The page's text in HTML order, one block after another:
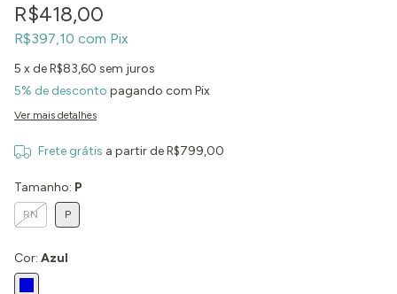
R$418,00
R$397,10 com Pix
5 x deR$83,60 sem juros
5% de desconto pagando com Pix
Ver mais detalhes
Frete grátis a partir deR$799,00
Tamanho: P
RN P
Cor: Azul